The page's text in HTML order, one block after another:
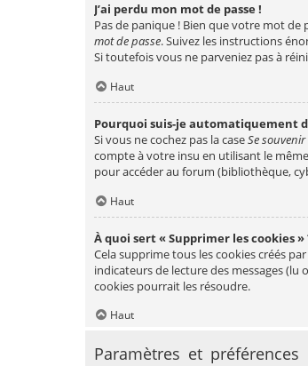
J’ai perdu mon mot de passe !
Pas de panique ! Bien que votre mot de
mot de passe. Suivez les instructions
Si toutefois vous ne parveniez pas à
Haut
Pourquoi suis-je automatiquement
Si vous ne cochez pas la caseSe
compte à votre insu en utilisant le
pour accéder au forum (bibliothèque,
Haut
À quoi sert « Supprimer les cookies »
Cela supprime tous les cookies créés
indicateurs de lecture des messages
cookies pourrait les résoudre.
Haut
Paramètres et préférences